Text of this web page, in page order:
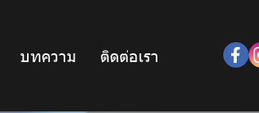
บทความ ติดต่อเรา